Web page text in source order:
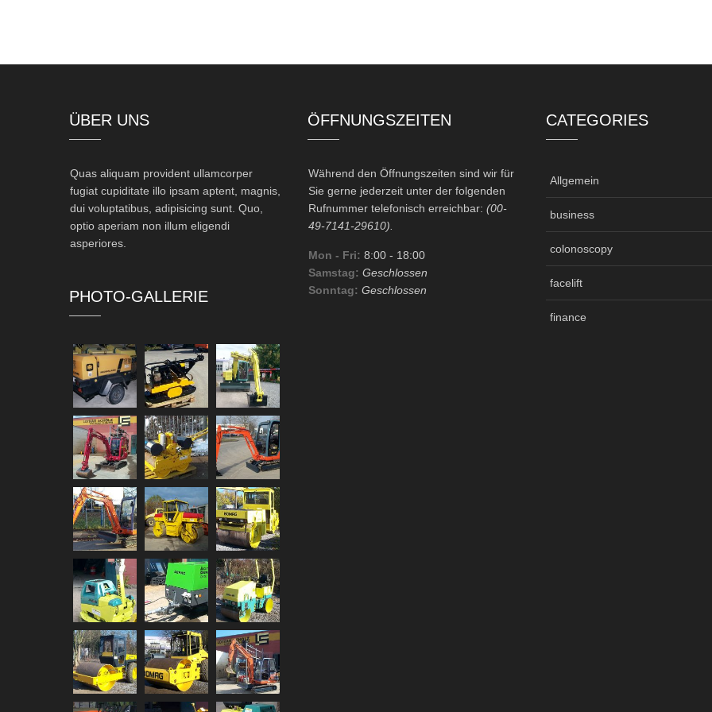
ÜBER UNS
Quas aliquam provident ullamcorper
fugiat cupiditate illo ipsam aptent, magnis,
dui voluptatibus, adipisicing sunt. Quo,
optio aperiam non illum eligendi
asperiores.
PHOTO-GALLERIE
ÖFFNUNGSZEITEN
Während den Öffnungszeiten sind wir für
Sie gerne jederzeit unter der folgenden
Rufnummer telefonisch erreichbar: (00-
49-7141-29610).
Mon - Fri: 8:00 - 18:00
Samstag: Geschlossen
Sonntag: Geschlossen
CATEGORIES
Allgemein
business
colonoscopy
facelift
finance